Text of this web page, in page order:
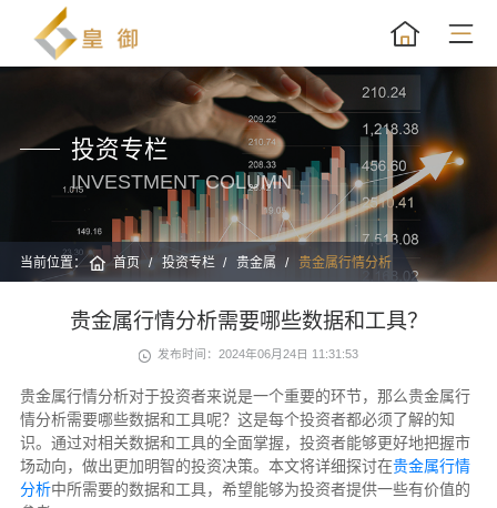
投资专栏
INVESTMENT COLUMN
当前位置： 首页 投资专栏 贵金属 贵金属行情分析
贵金属行情分析需要哪些数据和工具？
发布时间：2024年06月24日 11:31:53
贵金属行情分析对于投资者来说是一个重要的环节，那么贵金属行
情分析需要哪些数据和工具呢？这是每个投资者都必须了解的知
识。通过对相关数据和工具的全面掌握，投资者能够更好地把握市
场动向，做出更加明智的投资决策。本文将详细探讨在贵金属行情
分析中所需要的数据和工具，希望能够为投资者提供一些有价值的